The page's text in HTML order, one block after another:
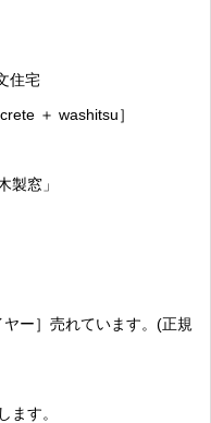
住宅
＋ washitsu］
製窓」
ー］売れています。(正規
ます。